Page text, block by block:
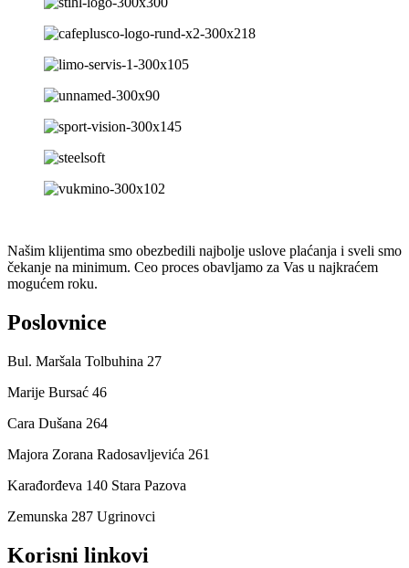
Našim klijentima smo obezbedili najbolje uslove plaćanja i sveli smo
čekanje na minimum. Ceo proces obavljamo za Vas u najkraćem
mogućem roku.
Poslovnice
Bul. Maršala Tolbuhina 27
Marije Bursać 46
Cara Dušana 264
Majora Zorana Radosavljevića 261
Karađorđeva 140 Stara Pazova
Zemunska 287 Ugrinovci
Korisni linkovi